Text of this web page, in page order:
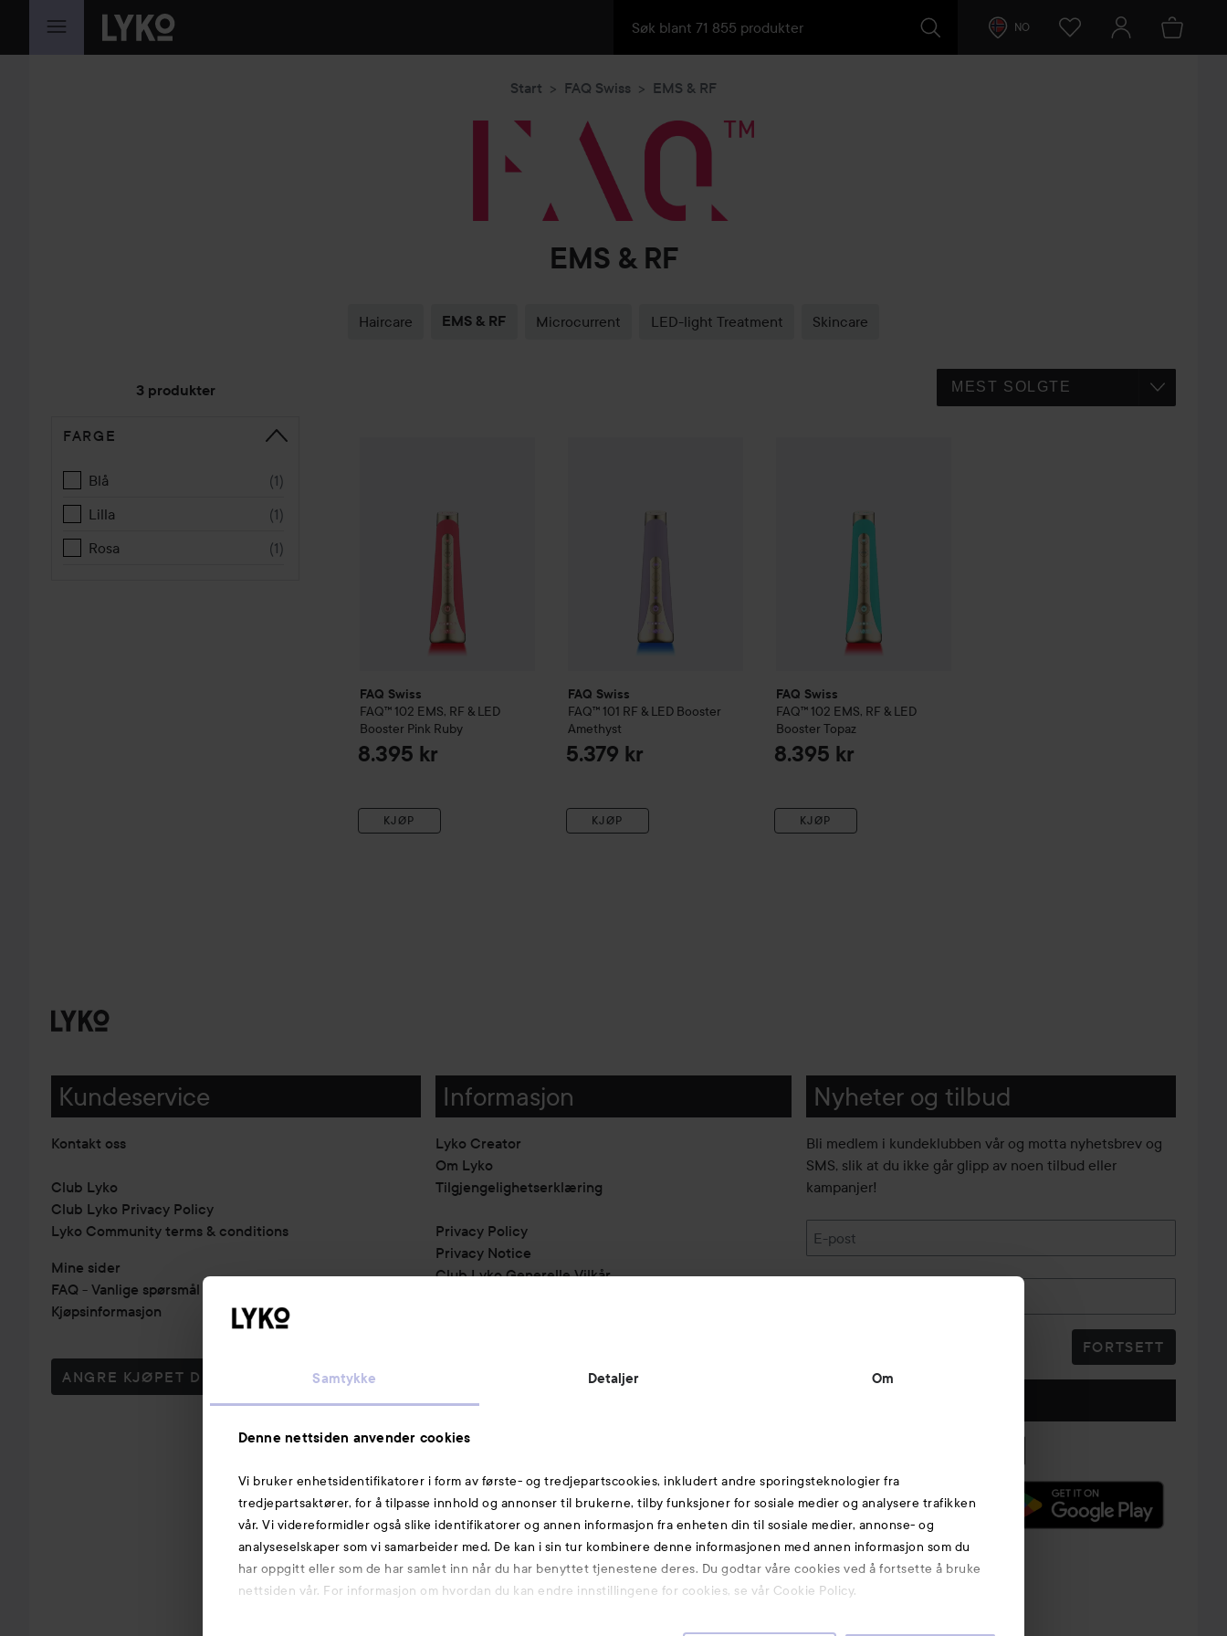
Samtykke Detaljer Om
Denne nettsiden anvender cookies
Vi bruker enhetsidentifikatorer i form av første- og tredjepartscookies, inkludert andre sporingsteknologier fra
tredjepartsaktører, for å tilpasse innhold og annonser til brukerne, tilby funksjoner for sosiale medier og analysere trafikken
vår. Vi videreformidler også slike identifikatorer og annen informasjon fra enheten din til sosiale medier, annonse- og
analyseselskaper som vi samarbeider med. De kan i sin tur kombinere denne informasjonen med annen informasjon som du
har oppgitt eller som de har samlet inn når du har benyttet tjenestene deres. Du godtar våre cookies ved å fortsette å bruke
nettsiden vår. For informasjon om hvordan du kan endre innstillingene for cookies, se vår Cookie Policy.
GÅ TIL INNHOLD NO
Start FAQ Swiss EMS & RF
EMS & RF
Haircare EMS & RF Microcurrent LED-light Treatment Skincare
3 produkter
GÅ TIL SORTERE
FARGE
Blå (1)
Lilla
(1)
Rosa
(1)
FAQ Swiss
FAQ™ 102 EMS, RF & LED
Booster Pink Ruby
8.395 kr
KJØP
FAQ Swiss
FAQ™ 101 RF & LED Booster
Amethyst
5.379 kr
KJØP
FAQ Swiss
FAQ™ 102 EMS, RF & LED
Booster Topaz
8.395 kr
KJØP
Kundeservice
Kontakt oss
Club Lyko
Club Lyko Privacy Policy
Lyko Community terms & conditions
Mine sider
FAQ - Vanlige spørsmål & svar
Kjøpsinformasjon
ANGRE KJØPET DITT
Informasjon
Lyko Creator
Om Lyko
Tilgjengelighetserklæring
Privacy Policy
Privacy Notice
Club Lyko Generelle Vilkår
Rabattkoder
Michael Edwards Fragrances of the World
Også av interesse
Premium
Nyheter og tilbud
Bli medlem i kundeklubben vår og motta nyhetsbrev og
SMS, slik at du ikke går glipp av noen tilbud eller
kampanjer!
E-post
FORTSETT